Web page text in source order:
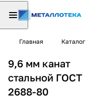
Главная Каталог
9,6 мм канат
стальной ГОСТ
2688-80